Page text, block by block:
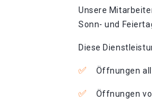
Unsere
Sonn- und
Diese
Öffnungen
Öffnungen